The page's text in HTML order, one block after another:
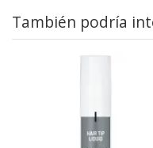
También podría